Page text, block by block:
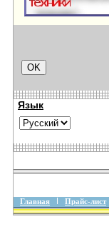
Язык
Главная Прайс-лист